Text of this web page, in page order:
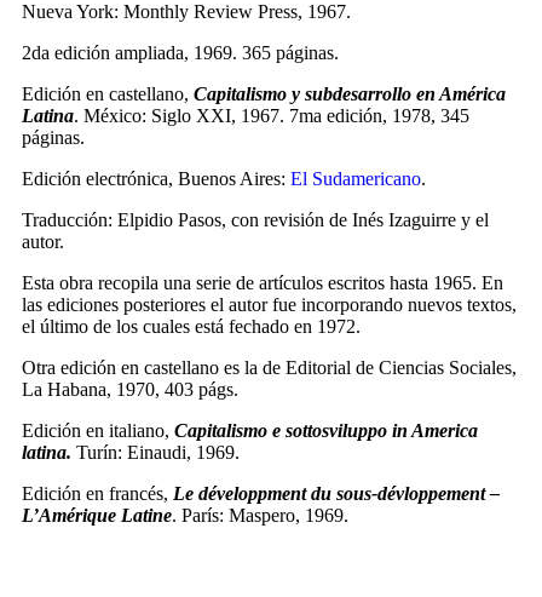
Nueva York: Monthly Review Press, 1967.
2da edición ampliada, 1969. 365 páginas.
Edición en castellano, Capitalismo y subdesarrollo en América
Latina. México: Siglo XXI, 1967. 7ma edición, 1978, 345
páginas.
Edición electrónica, Buenos Aires: El Sudamericano.
Traducción: Elpidio Pasos, con revisión de Inés Izaguirre y el
autor.
Esta obra recopila una serie de artículos escritos hasta 1965. En
las ediciones posteriores el autor fue incorporando nuevos textos,
el último de los cuales está fechado en 1972.
Otra edición en castellano es la de Editorial de Ciencias Sociales,
La Habana, 1970, 403 págs.
Edición en italiano, Capitalismo e sottosviluppo in America
latina. Turín: Einaudi, 1969.
Edición en francés, Le développment du sous-dévloppement –
L’Amérique Latine. París: Maspero, 1969.